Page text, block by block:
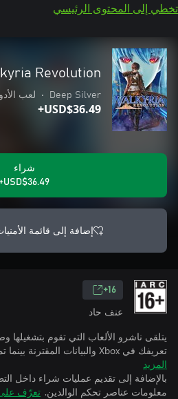
تخطي إلى المحتوى الرئيسي
Revolution
Deep Silver
• لعب
USD$36.49+
شراء
USD$36.49+
إضافة إلى قائمة
16+
عنف حاد
يتلقى ناشرو الألعاب التي تقوم
تعريفك في Xbox والبيانات المقترنة بينما تمارس الألعاب.
المزيد
بالإضافة إلى تقديم عمليات شراء داخل
معلومات عناصر تحكم الوالدين. تعرّف على